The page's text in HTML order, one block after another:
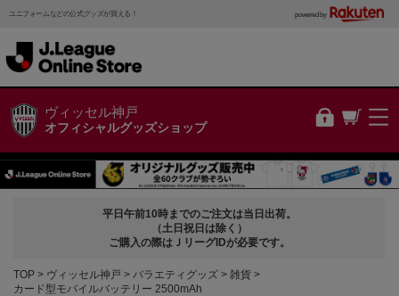
ユニフォームなどの公式グッズが買える！ powered by
ヴィッセル神戸
オフィシャルグッズショップ
平日午前10時までのご注文は当日出荷。
（土日祝日は除く）
ご購入の際はＪリーグIDが必要です。
TOP ヴィッセル神戸 バラエティグッズ
雑貨
カード型モバイルバッテリー 2500mAh